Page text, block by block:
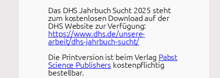
Das DHS Jahrbuch Sucht 2025 steht
zum kostenlosen Download auf der
DHS Website zur Verfügung:
https://www.dhs.de/unsere-
arbeit/dhs-jahrbuch-sucht/
Die Printversion ist beim Verlag Pabst
Science Publishers kostenpflichtig
bestellbar.